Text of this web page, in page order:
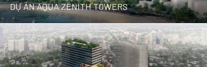
DỰ ÁN AQUA ZENITH TOWERS